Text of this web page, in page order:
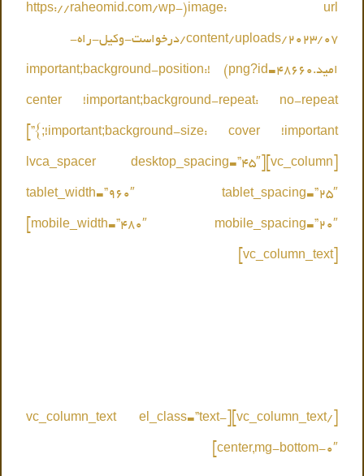
image: url(https://raheomid.com/wp-
content/uploads/2023/07/درخواست-وکیل-راه-
امید.png?id=48660) !important;background-position:
center !important;background-repeat: no-repeat
!important;background-size: cover !important;}”]
[vc_column][lvca_spacer desktop_spacing=”45″
tablet_width=”960″ tablet_spacing=”25″
[vc_column_text]
[/vc_column_text][vc_column_text el_class=”text-
center,mg-bottom-0″]